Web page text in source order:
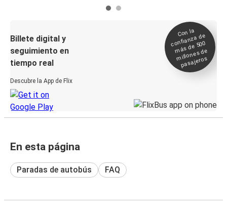
Billete digital y
seguimiento en
tiempo real
Descubre la App de Flix
Con la
confianza de
más de 500
millones de
pasajeros
En esta página
Paradas de autobús FAQ